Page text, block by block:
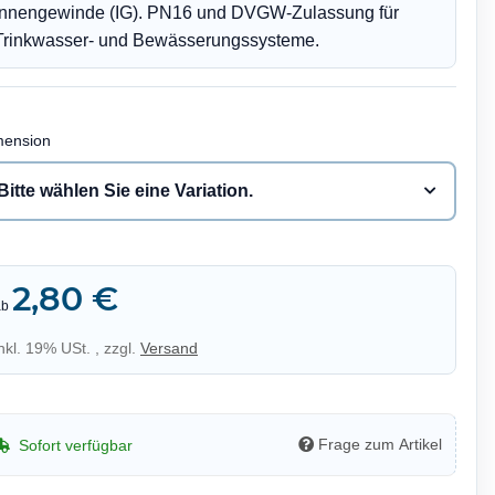
(IG). PN16 und DVGW-Zulassung für
und Bewässerungssysteme.
wählen Sie eine Variation.
2,80 €
19% USt. , zzgl. Versand
Sofort verfügbar Frage zum Artikel